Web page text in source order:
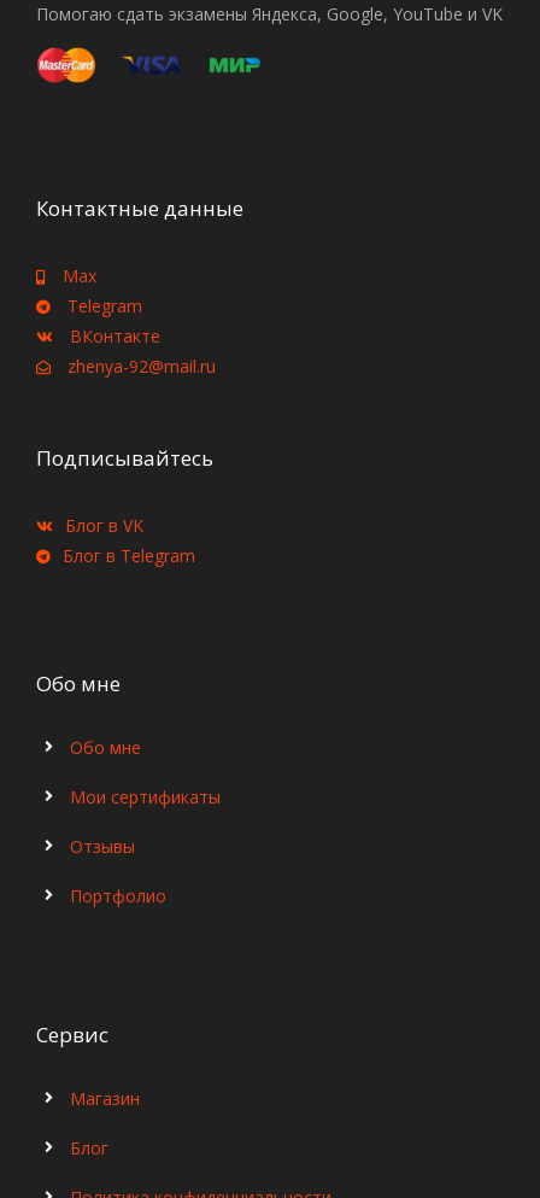
Помогаю сдать экзамены Яндекса, Google, YouTube и VK
Контактные данные
Max
Telegram
ВКонтакте
zhenya-92@mail.ru
Подписывайтесь
Блог в VK
Блог в Telegram
Обо мне
Обо мне
Мои сертификаты
Отзывы
Портфолио
Сервис
Магазин
Блог